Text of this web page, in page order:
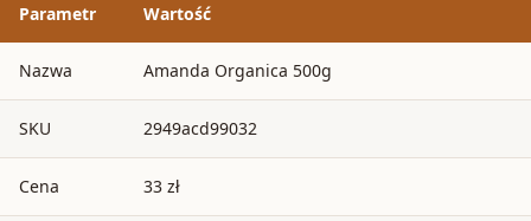
Parametr Wartość
Nazwa Amanda Organica 500g
SKU 2949acd99032
Cena 33 zł